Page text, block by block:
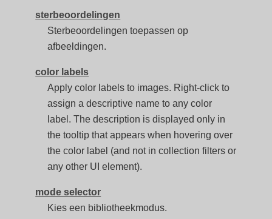
sterbeoordelingen
Sterbeoordelingen toepassen op
afbeeldingen.
color labels
Apply color labels to images. Right-click to
assign a descriptive name to any color
label. The description is displayed only in
the tooltip that appears when hovering over
the color label (and not in collection filters or
any other UI element).
mode selector
Kies een bibliotheekmodus.